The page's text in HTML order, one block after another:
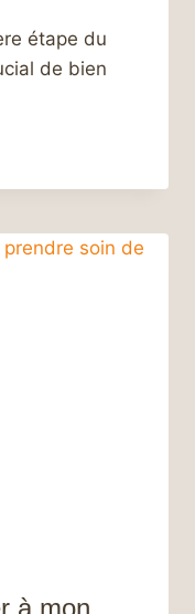
étape du
de bien